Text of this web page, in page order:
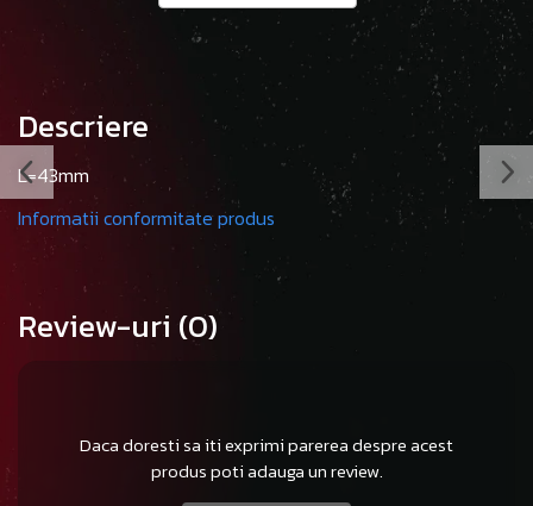
Descriere
L=43mm
Informatii conformitate produs
Review-uri (0)
Daca doresti sa iti exprimi parerea despre acest
produs poti adauga un review.